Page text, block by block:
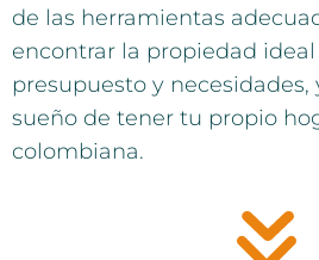
de las herramientas
encontrar la propiedad
presupuesto y necesidades,
sueño de tener tu propio
colombiana.